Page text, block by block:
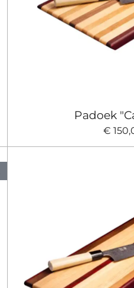
Padoek
€